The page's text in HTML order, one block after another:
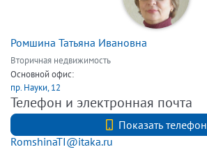
Ромшина Татьяна Ивановна
Вторичная недвижимость
Основной офис:
пр. Науки, 12
Телефон и электронная почта
Показать телефон
RomshinaTI@itaka.ru